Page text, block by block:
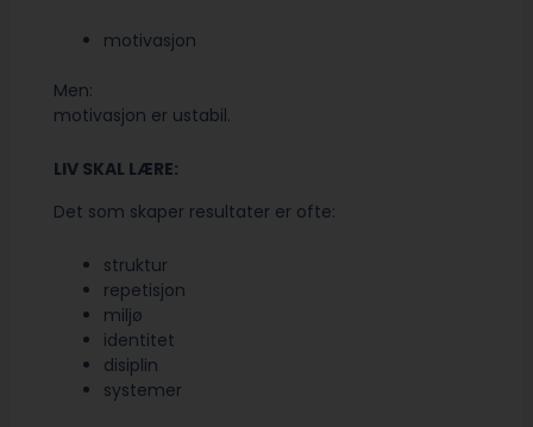
motivasjon
Men:
motivasjon er ustabil.
LIV SKAL LÆRE:
Det som skaper resultater er ofte:
struktur
repetisjon
miljø
identitet
disiplin
systemer